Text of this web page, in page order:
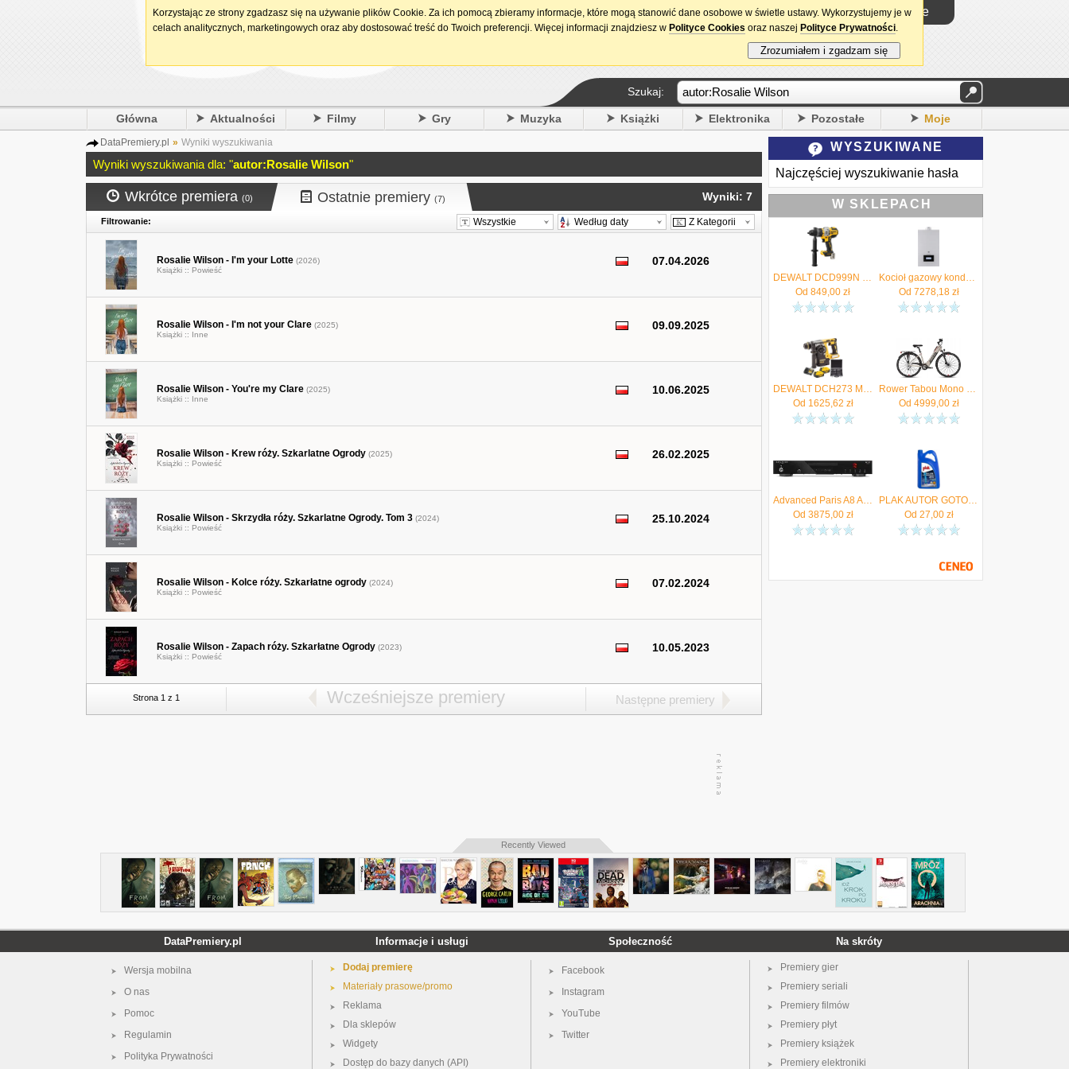
15. urodziny DataPremiery.pl Logowanie
Szukaj:
Główna Aktualności Filmy Gry Muzyka Książki Elektronika Pozostałe Moje
DataPremiery.pl » Wyniki wyszukiwania
Wyniki wyszukiwania dla: "autor:Rosalie Wilson"
Wkrótce premiera (0) Ostatnie premiery (7) Wyniki: 7
Filtrowanie: Wszystkie Według daty Z Kategorii
Rosalie Wilson - I'm your Lotte (2026)
Książki :: Powieść
07.04.2026
Rosalie Wilson - I'm not your Clare (2025)
Książki :: Inne
09.09.2025
Rosalie Wilson - You're my Clare (2025)
Książki :: Inne
10.06.2025
Rosalie Wilson - Krew róży. Szkarlatne Ogrody (2025)
Książki :: Powieść
26.02.2025
Rosalie Wilson - Skrzydła róży. Szkarlatne Ogrody. Tom 3 (2024)
Książki :: Powieść
25.10.2024
Rosalie Wilson - Kolce róży. Szkarłatne ogrody (2024)
Książki :: Powieść
07.02.2024
Rosalie Wilson - Zapach róży. Szkarłatne Ogrody (2023)
Książki :: Powieść
10.05.2023
Strona 1 z 1 Wcześniejsze premiery Następne premiery
WYSZUKIWANE
Najczęściej wyszukiwanie hasła
W SKLEPACH
DEWALT DCD999N Wiertarko-wkrętarka udarowa 18V 126Nm "body" - Autoryzowany Dystrybutor
Od 849,00 zł
Kocioł gazowy kondensacyjny 2-funkcyjny MCR4 19/20 MI De Dietrich Autoryzowany Sprzedawca !!
Od 7278,18zł
DEWALT DCH273 Młotowiertarka SDS+ 18V 2x 5Ah ładowarka + Zestaw dłut, wierteł 11el. - Autoryzowany Dystrybutor
Od 1625,62 zł
Rower Tabou Mono Up Eco Jr KOŁO 26'' beige/red*AUTORYZOWANY SPRZEDAWCA TABOU*
Od 4999,00zł
Advanced Paris A8 APEX Czarny - Kup na raty do 48x0% - Negocjuj cenę 17 875 12 12 - Autoryzowany salon
Od 3875,00zł
PLAK AUTOR GOTOWY PŁYN DO CHŁODNIC -35°C 5L
Od 27,00zł
Recently Viewed
DataPremiery.pl
Wersja mobilna
O nas
Pomoc
Regulamin
Polityka Prywatności
Informacje i usługi
Dodaj premierę
Materiały prasowe/promo
Reklama
Dla sklepów
Widgety
Dostęp do bazy danych (API)
Społeczność
Facebook
Instagram
YouTube
Twitter
Na skróty
Premiery gier
Premiery seriali
Premiery filmów
Premiery płyt
Premiery książek
Premiery elektroniki
Korzystając ze strony zgadzasz się na używanie plików Cookie. Za ich pomocą zbieramy informacje, które mogą stanowić dane osobowe w świetle ustawy. Wykorzystujemy je w
celach analitycznych, marketingowych oraz aby dostosować treść do Twoich preferencji. Więcej informacji znajdziesz w Polityce Cookies oraz naszej Polityce Prywatności.
Zrozumiałem i zgadzam się